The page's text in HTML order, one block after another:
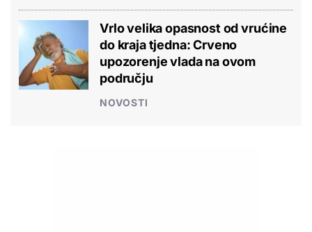
Vrlo velika opasnost od vrućine
do kraja tjedna: Crveno
upozorenje vlada na ovom
području
NOVOSTI